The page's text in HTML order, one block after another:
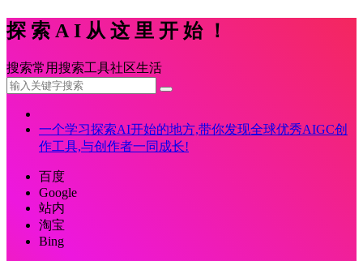
探索AI从这里开始！
搜索常用搜索工具社区生活
一个学习探索AI开始的地方,带你发现全球优秀AIGC创
作工具,与创作者一同成长!
百度
Google
站内
淘宝
Bing